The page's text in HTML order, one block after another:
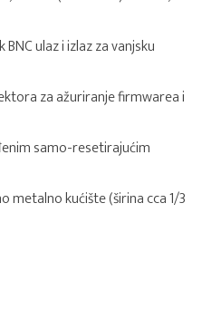
BNC ulaz i izlaz za vanjsku
za ažuriranje firmwarea i
samo-resetirajućim
metalno kućište (širina cca 1/3